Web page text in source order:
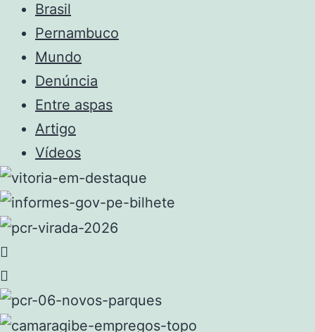
Brasil
Pernambuco
Mundo
Denúncia
Entre aspas
Artigo
Vídeos